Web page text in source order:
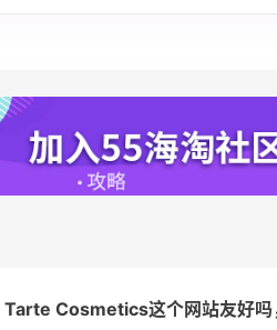
Tarte Cosmetics这个网站友好吗
Bloomingdales：美妆大促！入手 Dior
Bloomingdales
6028人成功下单